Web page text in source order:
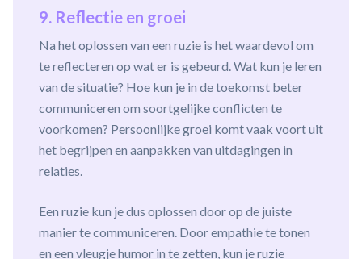
9. Reflectie en groei
Na het oplossen van een ruzie is het waardevol om
te reflecteren op wat er is gebeurd. Wat kun je leren
van de situatie? Hoe kun je in de toekomst beter
communiceren om soortgelijke conflicten te
voorkomen? Persoonlijke groei komt vaak voort uit
het begrijpen en aanpakken van uitdagingen in
relaties.
Een ruzie kun je dus oplossen door op de juiste
manier te communiceren. Door empathie te tonen
en een vleugje humor in te zetten, kun je ruzie